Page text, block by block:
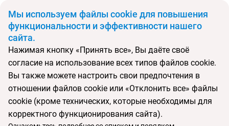
BYN
Главная
Перейти в подбор
Таиланд, Патонг
Тип:Boutique отель
Мы используем файлы cookie для повышения
функциональности и эффективности нашего
сайта.
Нажимая кнопку «Принять все», Вы даёте своё
согласие на использование всех типов файлов cookie.
Вы также можете настроить свои предпочтения в
отношении файлов cookie или «Отклонить все» файлы
cookie (кроме технических, которые необходимы для
корректного функционирования сайта).